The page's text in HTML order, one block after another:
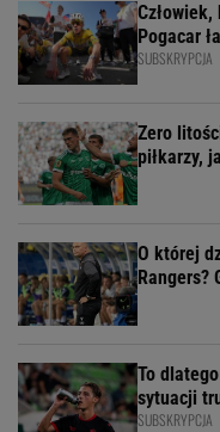
Pogacar
SUBSKRYPCJA
Zero
piłkarzy,
O której
Rangers?
To
sytuacji
SUBSKRYPCJA